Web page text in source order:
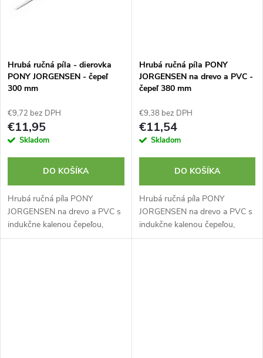
Hrubá ručná píla - dierovka
PONY JORGENSEN - čepeľ
300 mm
€9,72 bez DPH
€11,95
Skladom
DO KOŠÍKA
Hrubá ručná píla PONY
JORGENSEN na drevo a PVC s
indukčne kalenou čepeľou,
doraz rukoväte v uhle 45° a 90°
Hrubá ručná píla PONY
JORGENSEN na drevo a PVC -
čepeľ 380 mm
€9,38 bez DPH
€11,54
Skladom
DO KOŠÍKA
Hrubá ručná píla PONY
JORGENSEN na drevo a PVC s
indukčne kalenou čepeľou,
označenými uhlami 45° a 90°